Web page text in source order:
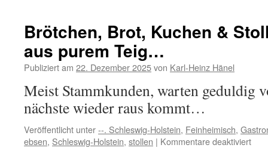
Musik
Festival
2026 beginnt
Brötchen, Brot, Kuchen &
aus purem Teig…
Publiziert am 22. Dezember 2025von Karl-Heinz Hänel
Meist Stammkunden, warten geduldig
nächste wieder raus kommt…
Veröffentlicht unter--. Schleswig-Holstein, Feinheimisch,
ebsen, Schleswig-Holstein, stollen | Kommentare deaktiviertfür